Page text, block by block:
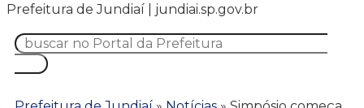
Prefeitura de Jundiaí | jundiai.sp.gov.br